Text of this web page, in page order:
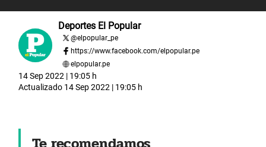
Deportes El Popular
@elpopular_pe
https://www.facebook.com/elpopular.pe
elpopular.pe
14 Sep 2022 | 19:05 h
Actualizado 14 Sep 2022 | 19:05 h